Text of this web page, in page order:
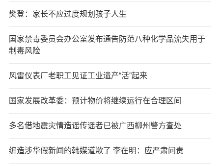
樊登：家长不应过度规划孩子人生
国家禁毒委员会办公室发布通告防范八种化学品流失用于
制毒风险
风雷仪表厂老职工见证工业遗产“活”起来
国家发展改革委：预计物价将继续运行在合理区间
多名借地震灾情造谣传谣者已被广西柳州警方查处
编造涉华假新闻的韩媒道歉了 李在明：应严肃问责